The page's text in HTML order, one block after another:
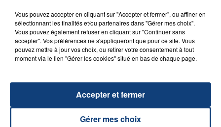
20 juillet 2026
UNE ADOLESCENTE DEVANT SE FAIRE
OPÉRER DE LA CHEVILLE RESSORT DE LA...
La famille a porté plainte contre la clinique qui a
reconnu sa responsabilité et présenté ses
TITRES DIFFUSÉS
Vous pouvez accepter en cliquant sur "Accepter et fermer", ou affiner en
sélectionnant les finalités et/ou partenaires dans "Gérer mes choix".
Vous pouvez également refuser en cliquant sur "Continuer sans
accepter". Vos préférences ne s'appliqueront que pour ce site. Vous
pouvez mettre à jour vos choix, ou retirer votre consentement à tout
moment via le lien "Gérer les cookies" situé en bas de chaque page.
Gérer mes choix
Accepter et fermer